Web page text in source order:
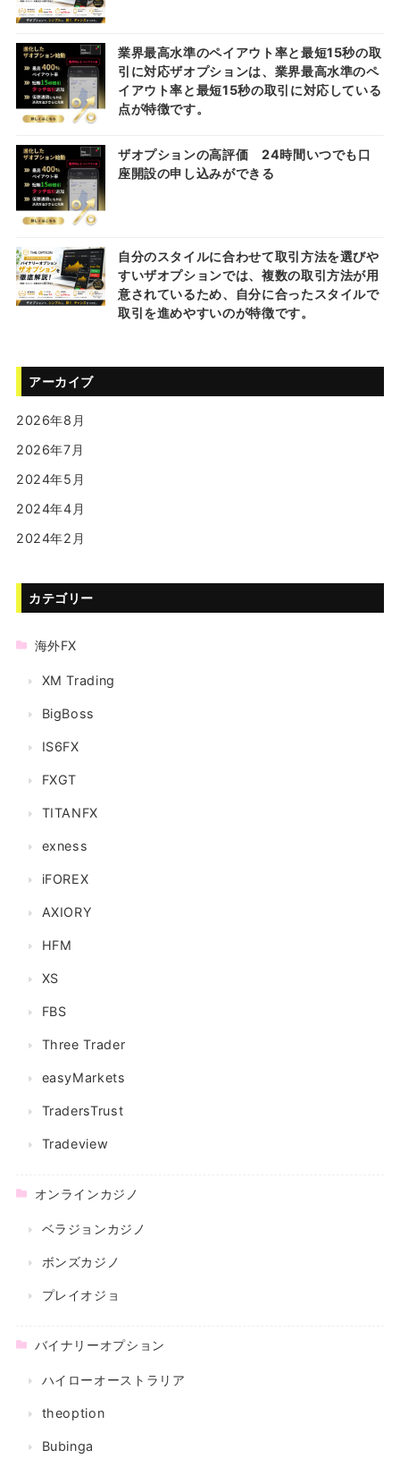
業界最高水準のペイアウト率と最短15秒の取
引に対応ザオプションは、業界最高水準のペ
イアウト率と最短15秒の取引に対応している
点が特徴です。
ザオプションの高評価 24時間いつでも口
座開設の申し込みができる
自分のスタイルに合わせて取引方法を選びや
すいザオプションでは、複数の取引方法が用
意されているため、自分に合ったスタイルで
取引を進めやすいのが特徴です。
アーカイブ
2026年8月
2026年7月
2024年5月
2024年4月
2024年2月
カテゴリー
海外FX
XM Trading
BigBoss
IS6FX
FXGT
TITANFX
exness
iFOREX
AXIORY
HFM
XS
FBS
Three Trader
easyMarkets
TradersTrust
Tradeview
オンラインカジノ
ベラジョンカジノ
ボンズカジノ
プレイオジョ
バイナリーオプション
ハイローオーストラリア
theoption
Bubinga